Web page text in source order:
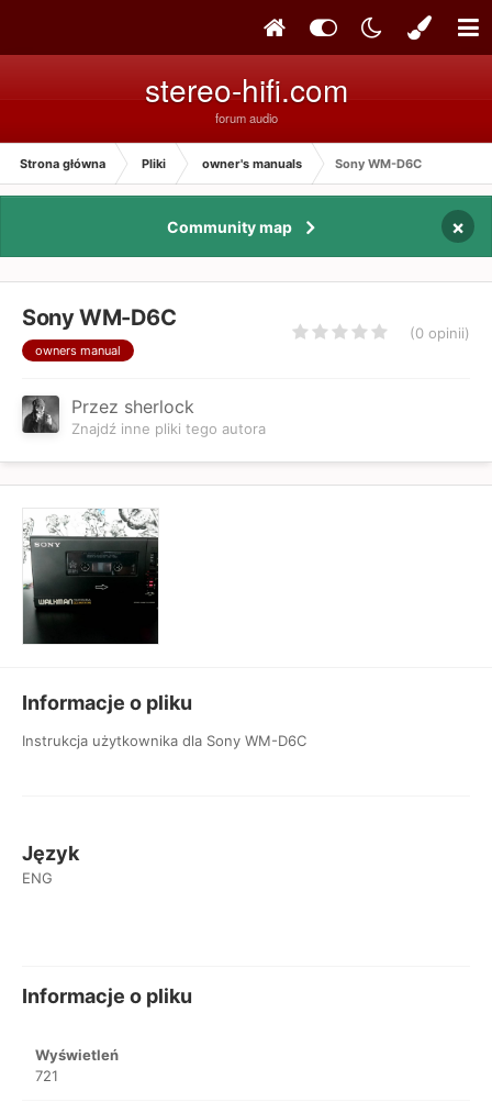
stereo-hifi.com
forum audio
Strona główna Pliki owner's manuals Sony WM-D6C
Community map ×
Sony WM-D6C
owners manual
(0 opinii)
Przez sherlock
Znajdź inne pliki tego autora
Informacje o pliku
Instrukcja użytkownika dla Sony WM-D6C
Język
ENG
Informacje o pliku
Wyświetleń
721